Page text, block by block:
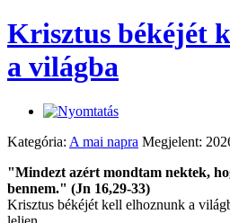
Krisztus békéjét
a világba
Kategória: A mai napra Megjelent:
"Mindezt azért mondtam nektek,
bennem." (Jn 16,29-33)
Krisztus békéjét kell elhoznunk a